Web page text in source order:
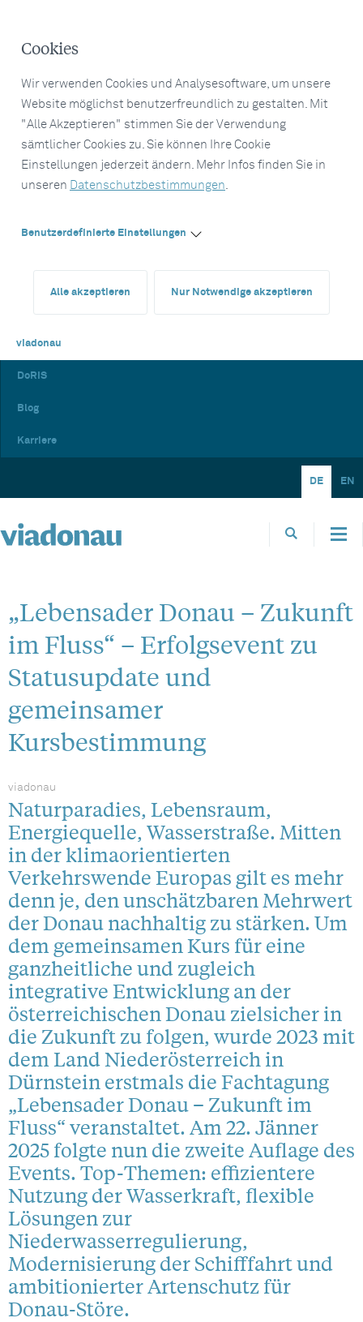
Cookies
Wir verwenden Cookies und Analysesoftware, um unsere
Website möglichst benutzerfreundlich zu gestalten. Mit
"Alle Akzeptieren" stimmen Sie der Verwendung
sämtlicher Cookies zu. Sie können Ihre Cookie
Einstellungen jederzeit ändern. Mehr Infos finden Sie in
unseren Datenschutzbestimmungen.
Benutzerdefinierte Einstellungen
Alle akzeptieren Nur Notwendige akzeptieren
viadonau
DoRIS
Blog
Karriere
DE EN
„Lebensader Donau – Zukunft
im Fluss“ – Erfolgsevent zu
Statusupdate und
gemeinsamer
Kursbestimmung
viadonau
Naturparadies, Lebensraum,
Energiequelle, Wasserstraße. Mitten
in der klimaorientierten
Verkehrswende Europas gilt es mehr
denn je, den unschätzbaren Mehrwert
der Donau nachhaltig zu stärken. Um
dem gemeinsamen Kurs für eine
ganzheitliche und zugleich
integrative Entwicklung an der
österreichischen Donau zielsicher in
die Zukunft zu folgen, wurde 2023 mit
dem Land Niederösterreich in
Dürnstein erstmals die Fachtagung
„Lebensader Donau – Zukunft im
Fluss“ veranstaltet. Am 22. Jänner
2025 folgte nun die zweite Auflage des
Events. Top-Themen: effizientere
Nutzung der Wasserkraft, flexible
Lösungen zur
Niederwasserregulierung,
Modernisierung der Schifffahrt und
ambitionierter Artenschutz für
Donau-Störe.